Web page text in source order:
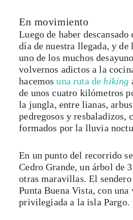
En movimiento
Luego de haber
día de nuestra llegada, y de
uno de los muchos
volvernos adictos a la
hacemosuna ruta de hiking
de unos cuatro kilómetros
la jungla, entre lianas,
pedregosos y resbaladizos,
formados por la lluvia
En un punto del recorrido
Cedro Grande, un árbol de
otras maravillas. El
Punta Buena Vista, con una
privilegiada a la isla Pargo.